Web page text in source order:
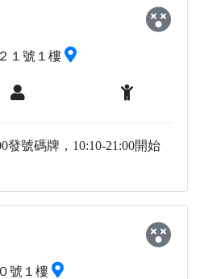
１號１樓
發號碼牌，10:10-21:00開始
號１樓